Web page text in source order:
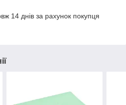
14 днів за рахунок покупця